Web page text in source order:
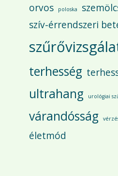
orvos poloska
szív-érrendszeri
terhesség
ultrahang urológiai
várandósság
életmód